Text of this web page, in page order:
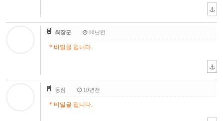
최장군 10년전
* 비밀글 입니다.
동심 10년전
* 비밀글 입니다.